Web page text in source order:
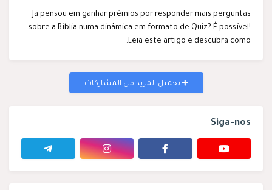
Já pensou em ganhar prêmios por responder mais perguntas
sobre a Bíblia numa dinâmica em formato de Quiz? É possível!
Leia este artigo e descubra como.
تحميل المزيد من المشاركات
Siga-nos